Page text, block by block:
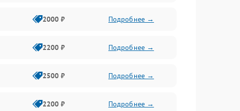
2000 ₽ Подробнее →
2200 ₽ Подробнее →
2500 ₽ Подробнее →
2200 ₽ Подробнее →